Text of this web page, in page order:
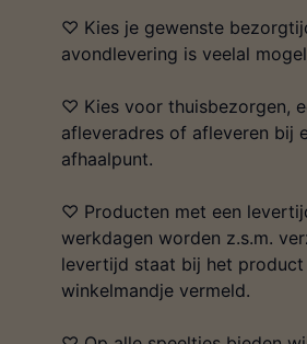
♡ Kies je gewenste
avondlevering is veelal
♡ Kies voor thuisbezorgen,
afleveradres of afleveren bij
afhaalpunt.
♡ Producten met een
werkdagen worden z.s.m.
levertijd staat bij het
winkelmandje vermeld.